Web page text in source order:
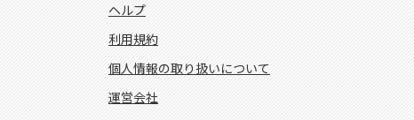
ヘルプ
利用規約
個人情報の取り扱いについて
運営会社